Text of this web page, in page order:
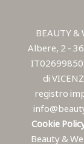
BEAUTY &
Albere, 2 -
di
registro
Cookie
Beauty &